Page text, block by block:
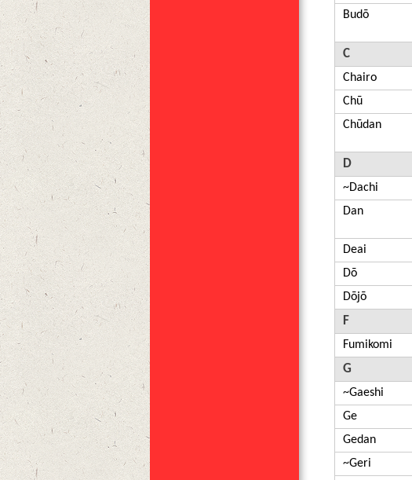
Budō
C
Chairo
Chū
Chūdan
D
~Dachi
Dan
Deai
Dō
Dōjō
F
Fumikomi
G
~Gaeshi
Ge
Gedan
~Geri